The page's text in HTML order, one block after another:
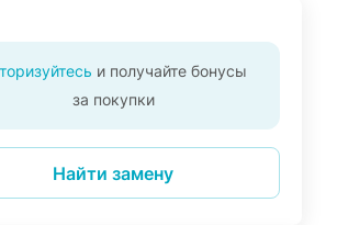
и получайте бонусы
за покупки
Найти замену